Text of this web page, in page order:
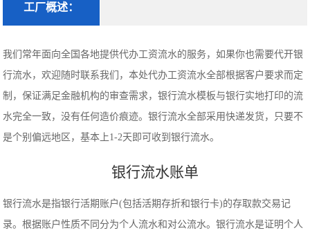
工厂概述：
我们常年面向全国各地提供代办工资流水的服务，如果你也需要代开银
行流水，欢迎随时联系我们，本处代办工资流水全部根据客户要求而定
制，保证满足金融机构的审查需求，银行流水模板与银行实地打印的流
水完全一致，没有任何造价痕迹。银行流水全部采用快递发货，只要不
是个别偏远地区，基本上1-2天即可收到银行流水。
银行流水账单
银行流水是指银行活期账户(包括活期存折和银行卡)的存取款交易记
录。根据账户性质不同分为个人流水和对公流水。银行流水是证明个人